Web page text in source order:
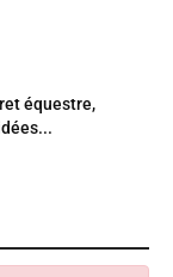
équestre,